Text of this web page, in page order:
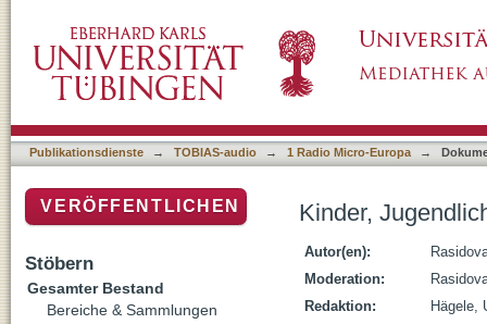
Publikationsdienste → TOBIAS-audio → 1 Radio Micro-Europa →
Kinder,
Autor(en):
Moderation:
Redaktion:
Hägele,
VERÖFFENTLICHEN
Stöbern
Gesamter Bestand
Bereiche & Sammlungen